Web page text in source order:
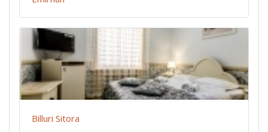
Billuri Sitora